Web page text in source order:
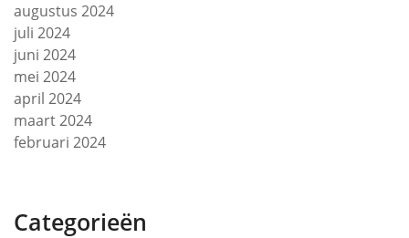
augustus 2024
juli 2024
juni 2024
mei 2024
april 2024
maart 2024
februari 2024
Categorieën